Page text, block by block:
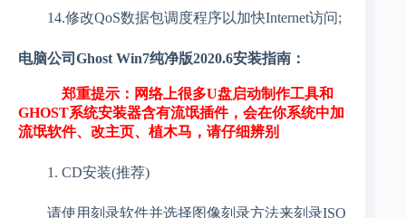
14.修改QoS数据包调度程序以加快Internet访问;
电脑公司Ghost Win7纯净版2020.6安装指南：
郑重提示：网络上很多U盘启动制作工具和
GHOST系统安装器含有流氓插件，会在你系统中加
流氓软件、改主页、植木马，请仔细辨别
1. CD安装(推荐)
请使用刻录软件并选择图像刻录方法来刻录ISO